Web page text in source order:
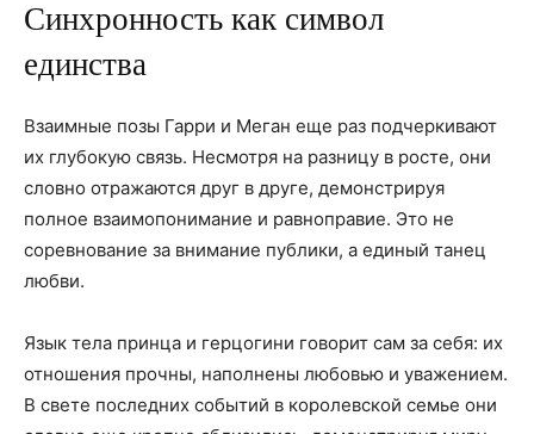
Синхронность как символ
единства
Взаимные позы Гарри и Меган еще раз подчеркивают
их глубокую связь. Несмотря на разницу в росте, они
словно отражаются друг в друге, демонстрируя
полное взаимопонимание и равноправие. Это не
соревнование за внимание публики, а единый танец
любви.
Язык тела принца и герцогини говорит сам за себя: их
отношения прочны, наполнены любовью и уважением.
В свете последних событий в королевской семье они